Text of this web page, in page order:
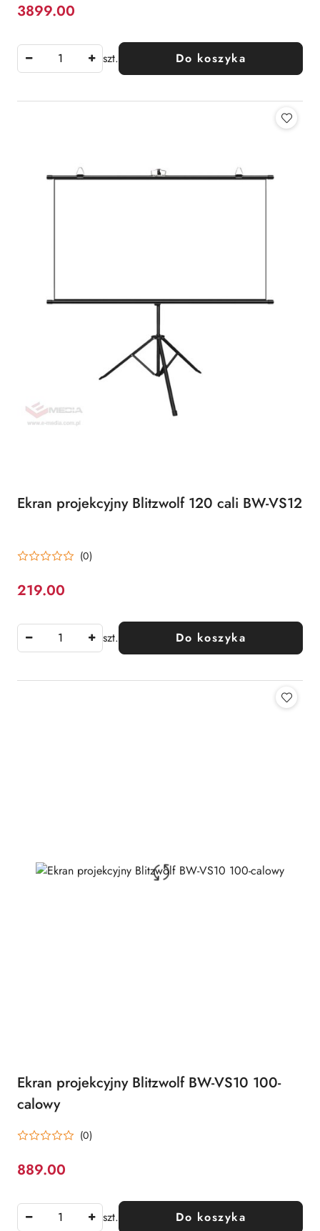
Cena:
3899.00
szt. Do koszyka
Ekran projekcyjny Blitzwolf 120 cali BW-VS12
(0)
Cena:
219.00
szt. Do koszyka
Ekran projekcyjny Blitzwolf BW-VS10 100-
calowy
(0)
Cena:
889.00
szt. Do koszyka